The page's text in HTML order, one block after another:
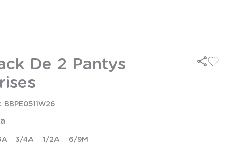
De 2 Pantys
BBPE0511W26
3/4A 1/2A 6/9M